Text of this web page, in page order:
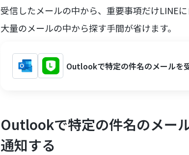
受信したメールの中から、重要事項だけLINEに
大量のメールの中から探す手間が省けます。
Outlookで特定の件名のメールを
Outlookで特定の件名のメー
通知する